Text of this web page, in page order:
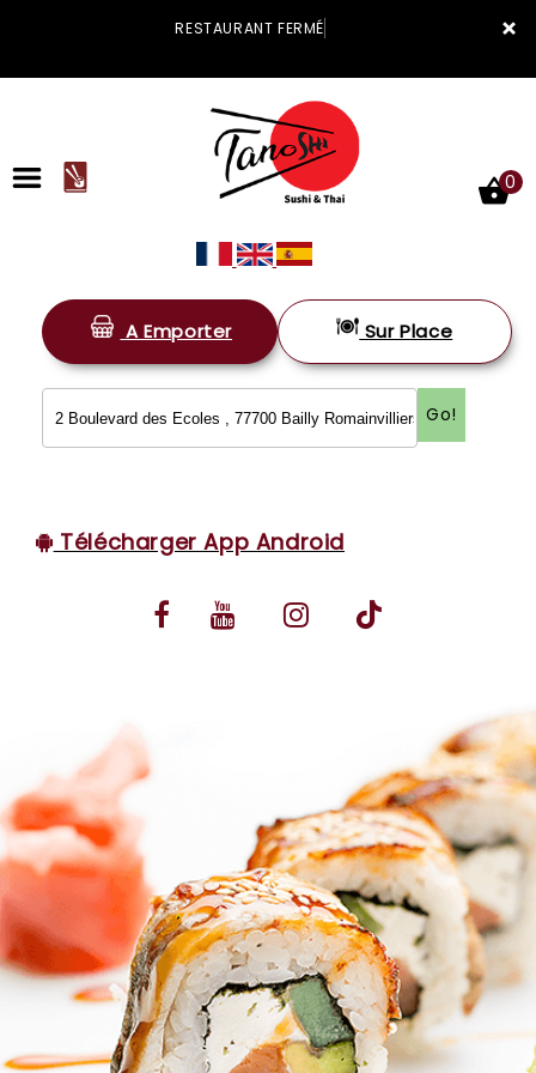
×
RESTAURANT FERMÉ
ACCUEIL
LA CARTE
VOS AVIS
MENTIONS LÉGALES
0
A Emporter Sur Place
Go!
Télécharger App Android